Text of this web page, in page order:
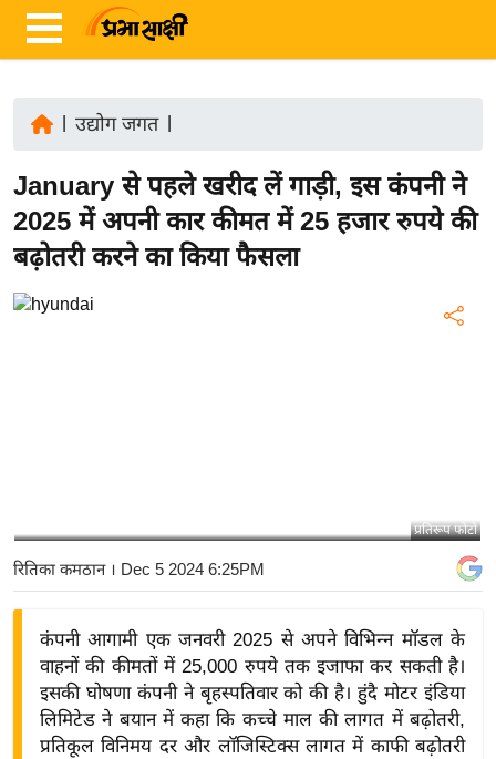
ज़ा
ख
र
रा
बि
ज़
द्यो
उद्योग जगत|
January से पहले खरीद लें गाड़ी, इस कंपनी ने
2025 में अपनी कार कीमत में 25 हजार रुपये की
बढ़ोतरी करने का किया फैसला
प्रतिरूप फोटो
रितिका कमठान। Dec 5 2024 6:25PM
कंपनी आगामी एक जनवरी 2025 से अपने विभिन्न मॉडल के
वाहनों की कीमतों में 25,000 रुपये तक इजाफा कर सकती है।
इसकी घोषणा कंपनी ने बृहस्पतिवार को की है। हुंदै मोटर इंडिया
लिमिटेड ने बयान में कहा कि कच्चे माल की लागत में बढ़ोतरी,
प्रतिकूल विनिमय दर और लॉजिस्टिक्स लागत में काफी बढ़ोतरी